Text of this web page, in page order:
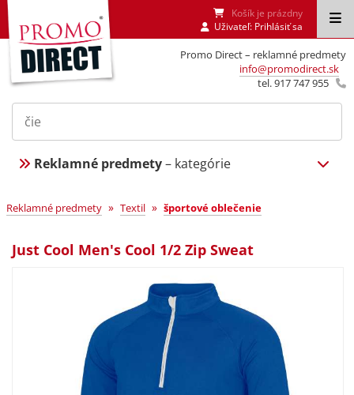
Promo Direct – reklamné predmety
info@promodirect.sk
tel. 917 747 955
Košík je prázdny
Uživateľ: Prihlásiť sa
Reklamné predmety– kategórie
Reklamné predmety » Textil » športové oblečenie
Just Cool Men's Cool 1/2 Zip Sweat